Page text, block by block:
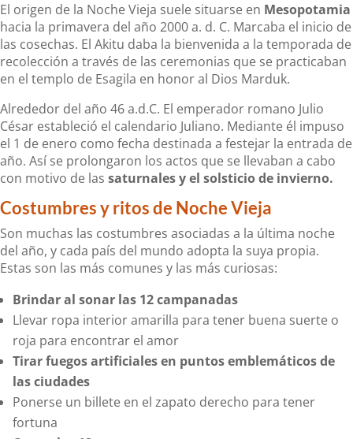
El origen de la Noche Vieja suele situarse en Mesopotamia
hacia la primavera del año 2000 a. d. C. Marcaba el inicio de
las cosechas. El Akitu daba la bienvenida a la temporada de
recolección a través de las ceremonias que se practicaban
en el templo de Esagila en honor al Dios Marduk.
Alrededor del año 46 a.d.C. El emperador romano Julio
César estableció el calendario Juliano. Mediante él impuso
el 1 de enero como fecha destinada a festejar la entrada de
año. Así se prolongaron los actos que se llevaban a cabo
con motivo de las saturnales y el solsticio de invierno.
Costumbres y ritos de Noche Vieja
Son muchas las costumbres asociadas a la última noche
del año, y cada país del mundo adopta la suya propia.
Estas son las más comunes y las más curiosas:
Brindar al sonar las 12 campanadas
Llevar ropa interior amarilla para tener buena suerte o
roja para encontrar el amor
Tirar fuegos artificiales en puntos emblemáticos de
las ciudades
Ponerse un billete en el zapato derecho para tener
fortuna